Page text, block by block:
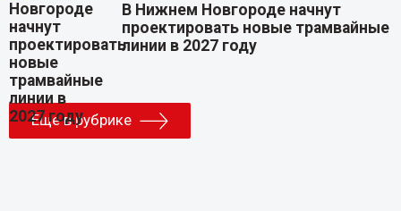
В Нижнем Новгороде начнут
проектировать новые трамвайные
линии в 2027 году
Еще в рубрике